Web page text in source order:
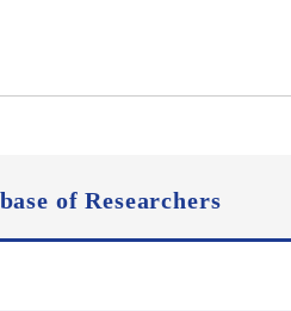
of Researchers